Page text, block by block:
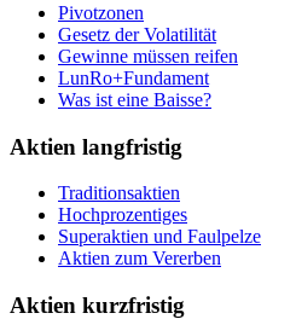
Pivotzonen
Gesetz der Volatilität
Gewinne müssen reifen
LunRo+Fundament
Was ist eine Baisse?
Aktien langfristig
Traditionsaktien
Hochprozentiges
Superaktien und Faulpelze
Aktien zum Vererben
Aktien kurzfristig